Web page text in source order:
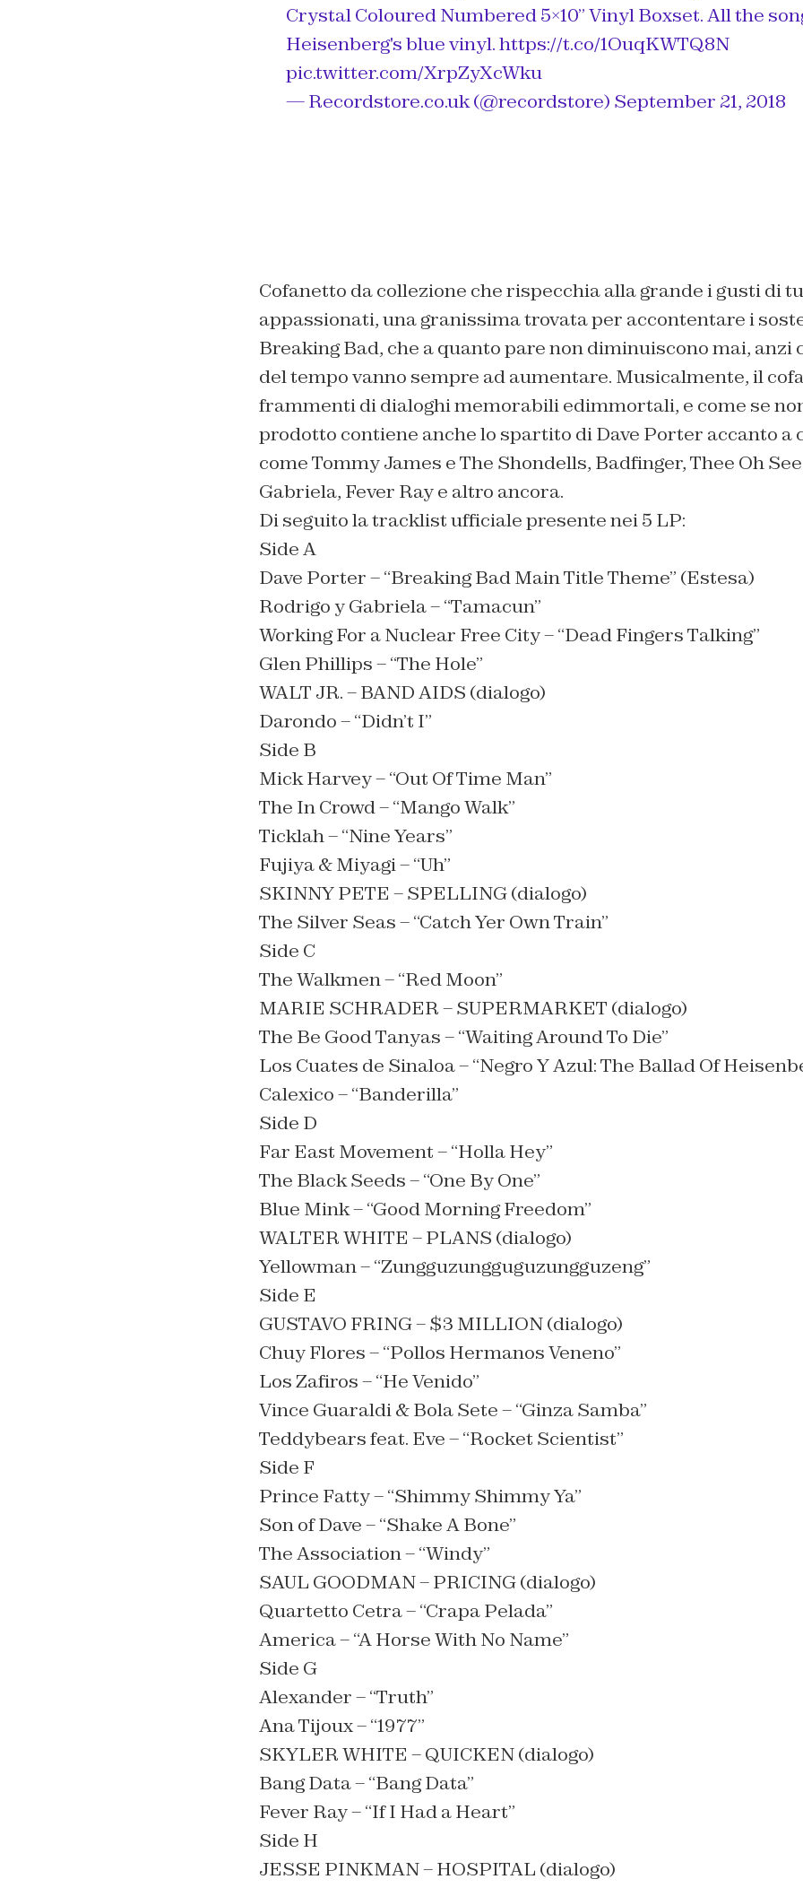
Crystal Coloured Numbered 5×10” Vinyl Boxset. All the
Heisenberg's blue vinyl.https://t.co/1OuqKWTQ8N
pic.twitter.com/XrpZyXcWku
— Recordstore.co.uk (@recordstore) September 21, 2018
Cofanetto da collezione che rispecchia alla grande i gusti di
appassionati, una granissima trovata per accontentare i
Breaking Bad, che a quanto pare non diminuiscono mai, anzi
del tempo vanno sempre ad aumentare. Musicalmente, il
frammenti di dialoghi memorabili edimmortali, e come se
prodotto contiene anche lo spartito di Dave Porter accanto a
comeTommy James e The Shondells, Badfinger, Thee Oh
Gabriela, Fever Ray e altro ancora.
Di seguito la tracklist ufficiale presente nei 5 LP:
Side A
Dave Porter – “Breaking Bad Main Title Theme” (Estesa)
Rodrigo y Gabriela – “Tamacun”
Working For a Nuclear Free City – “Dead Fingers Talking”
Glen Phillips – “The Hole”
WALT JR. – BAND AIDS (dialogo)
Darondo – “Didn’t I”
Side B
Mick Harvey – “Out Of Time Man”
The In Crowd – “Mango Walk”
Ticklah – “Nine Years”
Fujiya & Miyagi – “Uh”
SKINNY PETE – SPELLING (dialogo)
The Silver Seas – “Catch Yer Own Train”
Side C
The Walkmen – “Red Moon”
MARIE SCHRADER – SUPERMARKET (dialogo)
The Be Good Tanyas – “Waiting Around To Die”
Los Cuates de Sinaloa – “Negro Y Azul: The Ballad Of
Calexico – “Banderilla”
Side D
Far East Movement – “Holla Hey”
The Black Seeds – “One By One”
Blue Mink – “Good Morning Freedom”
WALTER WHITE – PLANS (dialogo)
Yellowman – “Zungguzungguguzungguzeng”
Side E
GUSTAVO FRING – $3 MILLION (dialogo)
Chuy Flores – “Pollos Hermanos Veneno”
Los Zafiros – “He Venido”
Vince Guaraldi & Bola Sete – “Ginza Samba”
Teddybears feat. Eve – “Rocket Scientist”
Side F
Prince Fatty – “Shimmy Shimmy Ya”
Son of Dave – “Shake A Bone”
The Association – “Windy”
SAUL GOODMAN – PRICING (dialogo)
Quartetto Cetra – “Crapa Pelada”
America – “A Horse With No Name”
Side G
Alexander – “Truth”
Ana Tijoux – “1977”
SKYLER WHITE – QUICKEN (dialogo)
Bang Data – “Bang Data”
Fever Ray – “If I Had a Heart”
Side H
JESSE PINKMAN – HOSPITAL (dialogo)